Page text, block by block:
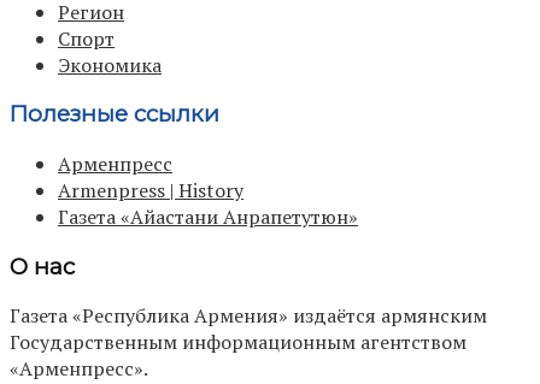
Регион
Спорт
Экономика
Полезные ссылки
Арменпресс
Armenpress | History
Газета «Айастани Анрапетутюн»
О нас
Газета «Республика Армения» издаётся армянским
Государственным информационным агентством
«Арменпресс».